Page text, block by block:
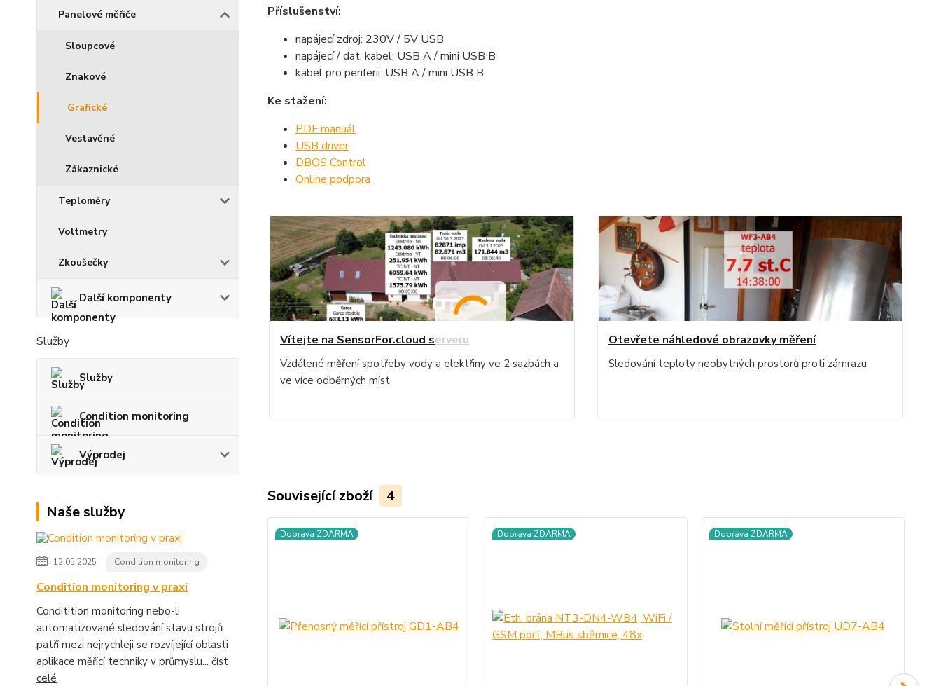
Panelové měřiče
Sloupcové
Znakové
Grafické
Vestavěné
Zákaznické
Teploměry
Voltmetry
Zkoušečky
Další komponenty
Služby
Služby
Condition monitoring
Výprodej
Naše služby
12.05.2025 Condition monitoring
Condition monitoring v praxi
Conditition monitoring nebo-li
automatizované sledování stavu strojů
patří mezi nejrychleji se rozvíjející oblasti
aplikace měřící techniky v průmyslu... číst
celé
Příslušenství:
napájecí zdroj: 230V / 5V USB
napájecí / dat. kabel: USB A / mini USB B
kabel pro periferii: USB A / mini USB B
Ke stažení:
PDF manuál
USB driver
DBOS Control
Online podpora
Vítejte na SensorFor.cloud serveru
Vzdálené měření spotřeby vody a elektřiny ve 2 sazbách a
ve více odběrných míst
Otevřete náhledové obrazovky měření
Sledování teploty neobytných prostorů proti zámrazu
Související zboží 4
Doprava ZDARMA Doprava ZDARMA Doprava ZDARMA